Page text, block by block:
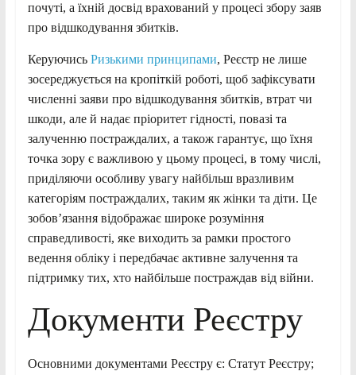
почуті, а їхній досвід врахований у процесі збору заяв
про відшкодування збитків.
Керуючись Ризькими принципами, Реєстр не лише
зосереджується на кропіткій роботі, щоб зафіксувати
численні заяви про відшкодування збитків, втрат чи
шкоди, але й надає пріоритет гідності, повазі та
залученню постраждалих, а також гарантує, що їхня
точка зору є важливою у цьому процесі, в тому числі,
приділяючи особливу увагу найбільш вразливим
категоріям постраждалих, таким як жінки та діти. Це
зобов’язання відображає широке розуміння
справедливості, яке виходить за рамки простого
ведення обліку і передбачає активне залучення та
підтримку тих, хто найбільше постраждав від війни.
Документи Реєстру
Основними документами Реєстру є: Статут Реєстру;